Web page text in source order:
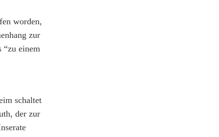
worden,
zur
“zu einem
schaltet
der zur